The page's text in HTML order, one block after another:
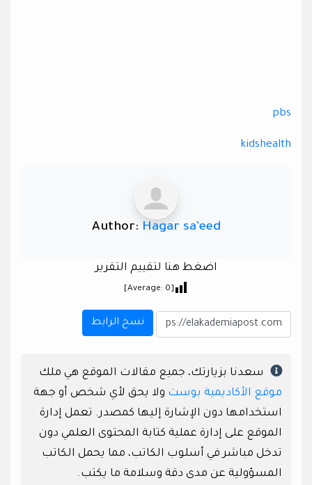
pbs
kidshealth
Author: Hagar sa’eed
اضغط هنا لتقييم التقرير
[Average:
0
]
نسخ الرابط
سعدنا بزيارتك، جميع مقالات الموقع هي ملك
موقع الأكاديمية بوست ولا يحق لأي شخص أو جهة
استخدامها دون الإشارة إليها كمصدر. تعمل إدارة
الموقع على إدارة عملية كتابة المحتوى العلمي دون
تدخل مباشر في أسلوب الكاتب، مما يحمل الكاتب
المسؤولية عن مدى دقة وسلامة ما يكتب.